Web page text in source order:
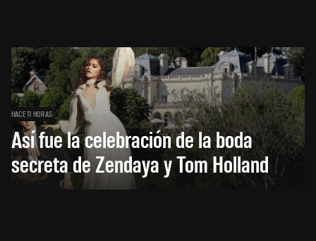
HACE 11 HORAS
Así fue la celebración de la boda
secreta de Zendaya y Tom Holland